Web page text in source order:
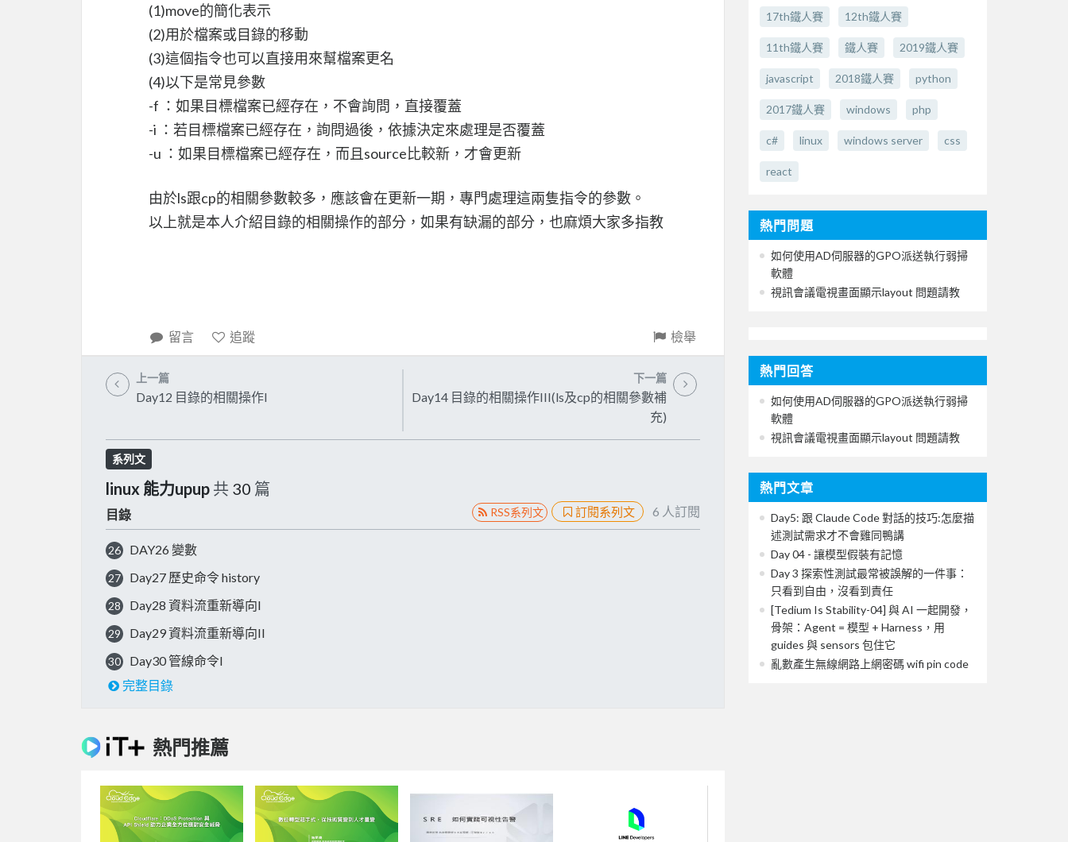
(1)move的簡化表示
(2)用於檔案或目錄的移動
(3)這個指令也可以直接用來幫檔案更名
(4)以下是常見參數
-f ：如果目標檔案已經存在，不會詢問，直接覆蓋
-i ：若目標檔案已經存在，詢問過後，依據決定來處理是否覆蓋
-u ：如果目標檔案已經存在，而且source比較新，才會更新
由於ls跟cp的相關參數較多，應該會在更新一期，專門處理這兩隻指令的參數。
以上就是本人介紹目錄的相關操作的部分，如果有缺漏的部分，也麻煩大家多指教
留言 追蹤 檢舉
上一篇
Day12 目錄的相關操作I
下一篇
Day14 目錄的相關操作III(ls及cp的相關參數補
充)
系列文
linux 能力upup 共 30 篇
目錄 RSS系列文 訂閱系列文 6 人訂閱
26 DAY26 變數
27 Day27 歷史命令 history
28 Day28 資料流重新導向I
29 Day29 資料流重新導向II
30
Day30 管線命令I
完整目錄
熱門推薦
17th鐵人賽 12th鐵人賽
11th鐵人賽 鐵人賽 2019鐵人賽
javascript 2018鐵人賽 python
2017鐵人賽 windows php
c# linux windows server css
react
熱門問題
如何使用AD伺服器的GPO派送執行弱掃
軟體
視訊會議電視畫面顯示layout 問題請教
熱門回答
如何使用AD伺服器的GPO派送執行弱掃
軟體
視訊會議電視畫面顯示layout 問題請教
熱門文章
Day5: 跟 Claude Code 對話的技巧:怎麼描
述測試需求才不會雞同鴨講
Day 04 - 讓模型假裝有記憶
Day 3 探索性測試最常被誤解的一件事：
只看到自由，沒看到責任
[Tedium Is Stability-04] 與 AI 一起開發，
骨架：Agent = 模型 + Harness，用
guides 與 sensors 包住它
亂數產生無線網路上網密碼 wifi pin code